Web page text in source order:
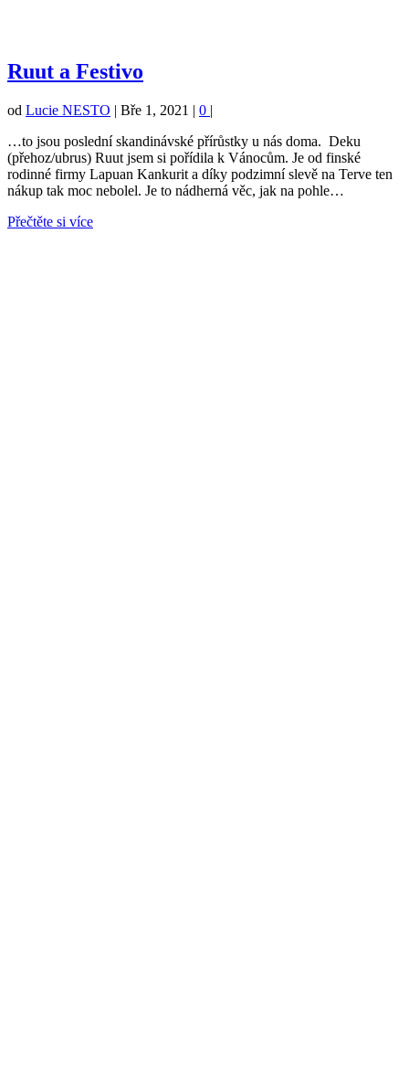
Ruut a Festivo
od Lucie NESTO | Bře 1, 2021 | 0 |
…to jsou poslední skandinávské přírůstky u nás doma. Deku
(přehoz/ubrus) Ruut jsem si pořídila k Vánocům. Je od finské
rodinné firmy Lapuan Kankurit a díky podzimní slevě na Terve ten
nákup tak moc nebolel. Je to nádherná věc, jak na pohle…
Přečtěte si více